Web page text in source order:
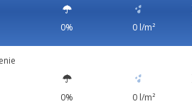
0% 0 l/m²
0% 0 l/m²